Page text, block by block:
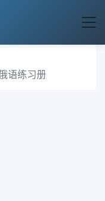
语练习册